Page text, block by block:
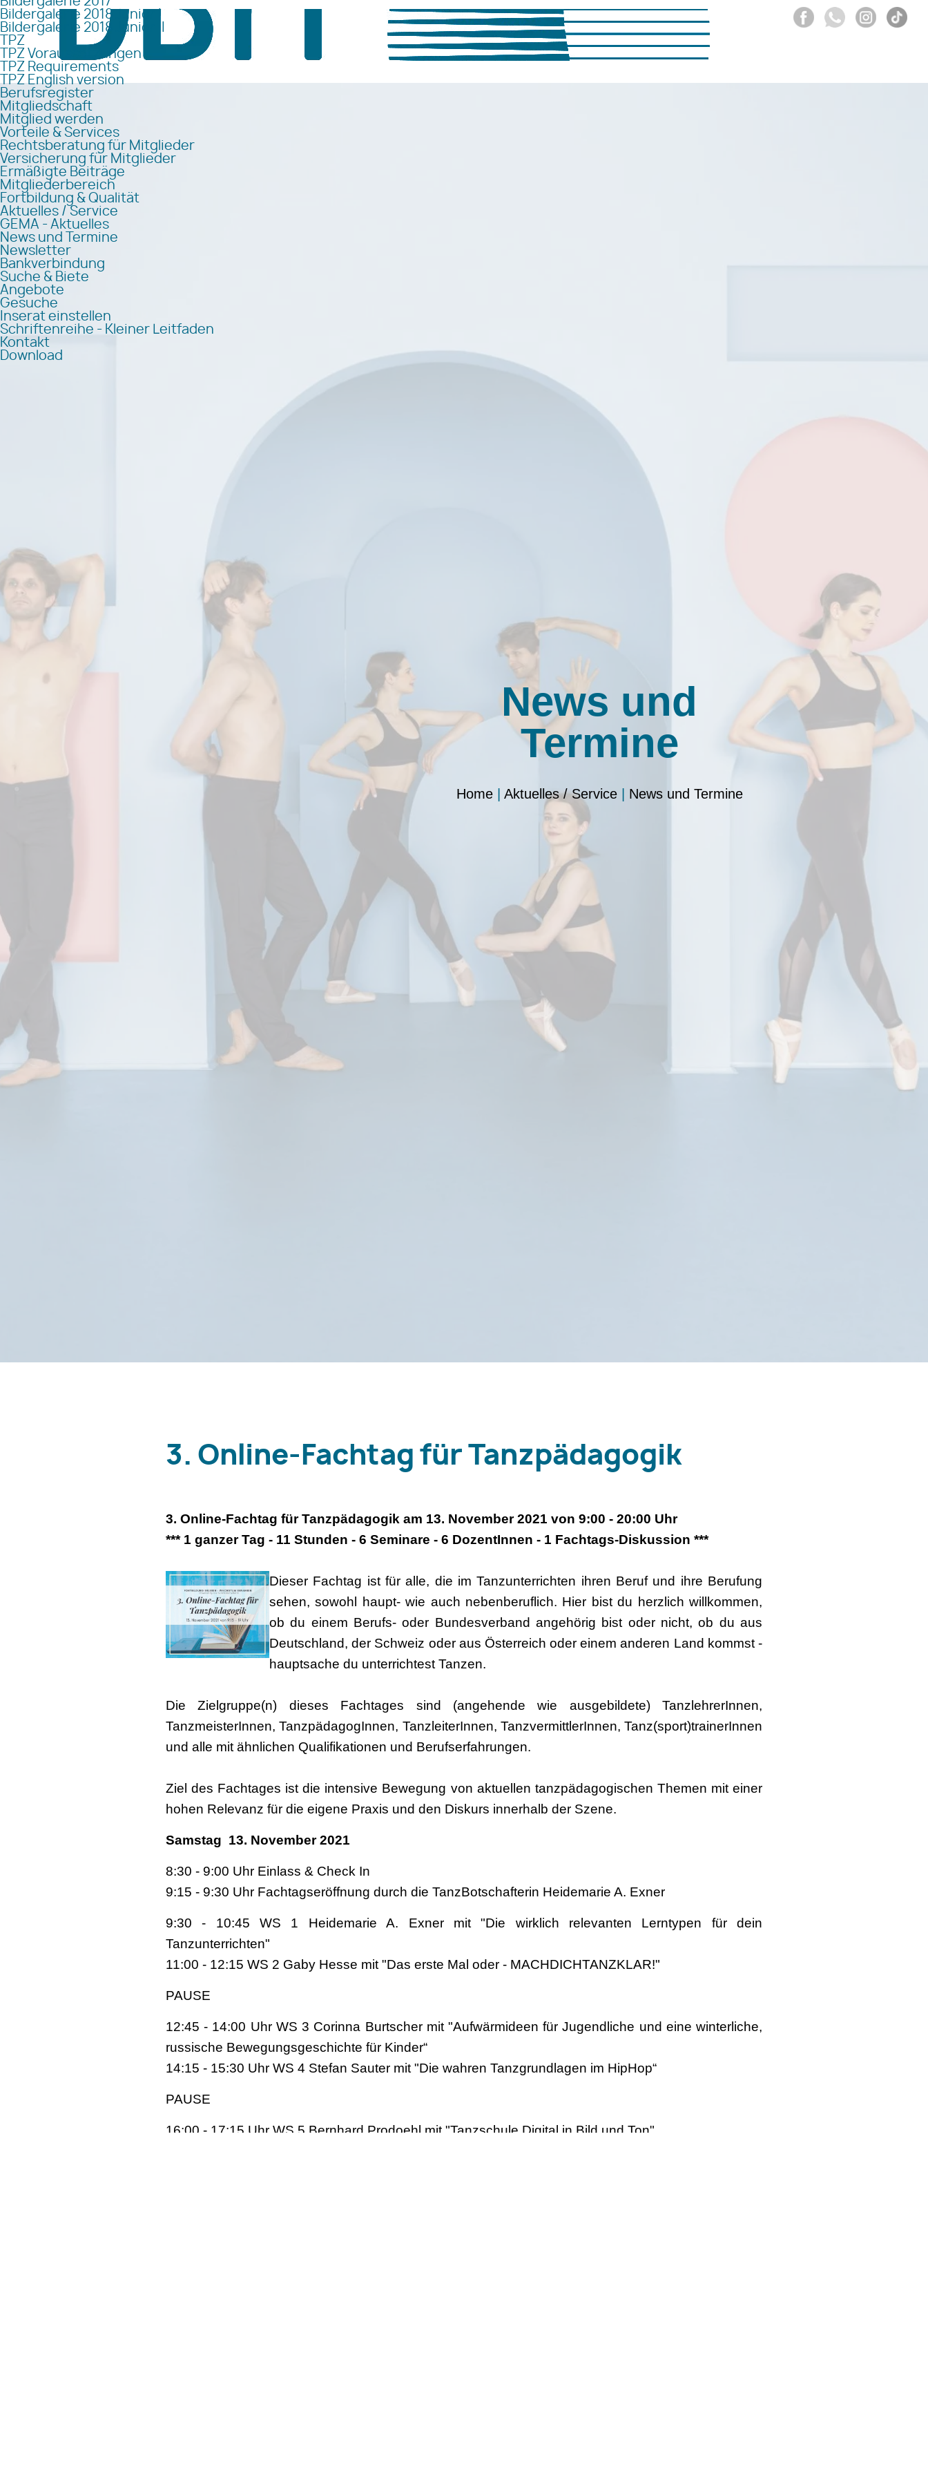
Bildergalerie 2018 Junior I
Bildergalerie 2018 Junior II
TPZ
TPZ Voraussetzungen
TPZ Requirements
TPZ English version
Berufsregister
Mitgliedschaft
Mitglied werden
Vorteile & Services
Rechtsberatung für Mitglieder
Versicherung für Mitglieder
Ermäßigte Beiträge
Mitgliederbereich
Fortbildung & Qualität
Aktuelles / Service
GEMA - Aktuelles
News und Termine
Newsletter
Bankverbindung
Suche & Biete
Angebote
Gesuche
Inserat einstellen
Schriftenreihe - Kleiner Leitfaden
Kontakt
Download
News und
Termine
Home| Aktuelles / Service| News und Termine
3. Online-Fachtag für Tanzpädagogik
3. Online-Fachtag für Tanzpädagogik am 13. November 2021 von 9:00 - 20:00 Uhr
*** 1 ganzer Tag - 11 Stunden - 6 Seminare - 6 DozentInnen - 1 Fachtags-Diskussion ***
Dieser Fachtag ist für alle, die im Tanzunterrichten ihren Beruf und ihre Berufung
sehen, sowohl haupt- wie auch nebenberuflich. Hier bist du herzlich willkommen,
ob du einem Berufs- oder Bundesverband angehörig bist oder nicht, ob du aus
Deutschland, der Schweiz oder aus Österreich oder einem anderen Land kommst -
hauptsache du unterrichtest Tanzen.
Die Zielgruppe(n) dieses Fachtages sind (angehende wie ausgebildete) TanzlehrerInnen,
TanzmeisterInnen, TanzpädagogInnen, TanzleiterInnen, TanzvermittlerInnen, Tanz(sport)trainerInnen
und alle mit ähnlichen Qualifikationen und Berufserfahrungen.
Ziel des Fachtages ist die intensive Bewegung von aktuellen tanzpädagogischen Themen mit einer
hohen Relevanz für die eigene Praxis und den Diskurs innerhalb der Szene.
Samstag 13. November 2021
8:30 - 9:00 Uhr Einlass & Check In
9:15 - 9:30 Uhr Fachtagseröffnung durch die TanzBotschafterin Heidemarie A. Exner
9:30 - 10:45 WS 1 Heidemarie A. Exner mit "Die wirklich relevanten Lerntypen für dein
Tanzunterrichten"
11:00 - 12:15 WS 2 Gaby Hesse mit "Das erste Mal oder - MACHDICHTANZKLAR!"
PAUSE
12:45 - 14:00 Uhr WS 3 Corinna Burtscher mit "Aufwärmideen für Jugendliche und eine winterliche,
russische Bewegungsgeschichte für Kinder“
14:15 - 15:30 Uhr WS 4 Stefan Sauter mit "Die wahren Tanzgrundlagen im HipHop“
PAUSE
16:00 - 17:15 Uhr WS 5 Bernhard Prodoehl mit "Tanzschule Digital in Bild und Ton"